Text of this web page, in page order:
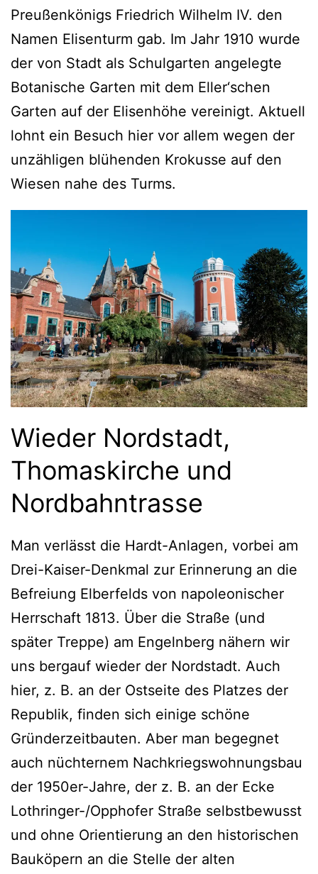
Preußenkönigs Friedrich Wilhelm IV. den
Namen Elisenturm gab. Im Jahr 1910 wurde
der von Stadt als Schulgarten angelegte
Botanische Garten mit dem Eller‘schen
Garten auf der Elisenhöhe vereinigt. Aktuell
lohnt ein Besuch hier vor allem wegen der
unzähligen blühenden Krokusse auf den
Wiesen nahe des Turms.
Wieder Nordstadt,
Thomaskirche und
Nordbahntrasse
Man verlässt die Hardt-Anlagen, vorbei am
Drei-Kaiser-Denkmal zur Erinnerung an die
Befreiung Elberfelds von napoleonischer
Herrschaft 1813. Über die Straße (und
später Treppe) am Engelnberg nähern wir
uns bergauf wieder der Nordstadt. Auch
hier, z. B. an der Ostseite des Platzes der
Republik, finden sich einige schöne
Gründerzeitbauten. Aber man begegnet
auch nüchternem Nachkriegswohnungsbau
der 1950er-Jahre, der z. B. an der Ecke
Lothringer-/Opphofer Straße selbstbewusst
und ohne Orientierung an den historischen
Bauköpern an die Stelle der alten